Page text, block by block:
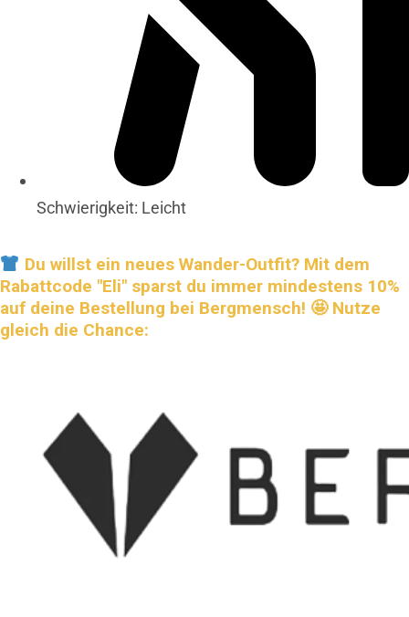
Schwierigkeit: Leicht
Du willst ein neues Wander-Outfit? Mit dem
Rabattcode "Eli" sparst du immer mindestens 10%
auf deine Bestellung bei Bergmensch! 🤩 Nutze
gleich die Chance: